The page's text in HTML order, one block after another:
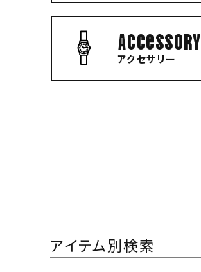
Accessory
アクセサリー
アイテム別検索